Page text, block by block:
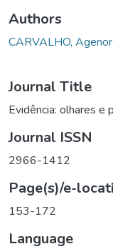
Authors
CARVALHO,
Journal Title
Evidência: olhares e
Journal ISSN
2966-1412
Page(s)/e-
153-172
Language